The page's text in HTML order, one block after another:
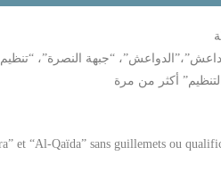
“جبهة النصرة”،
أكثر من مرة
et “Al-Qaïda” sans guillemets ou